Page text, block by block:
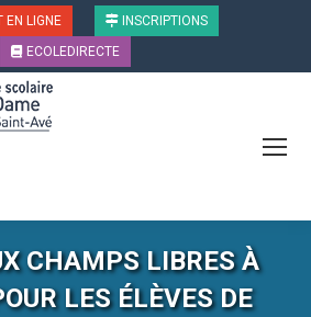
EN LIGNE
INSCRIPTIONS
ECOLEDIRECTE
CHAMPS LIBRES À
LES ÉLÈVES DE